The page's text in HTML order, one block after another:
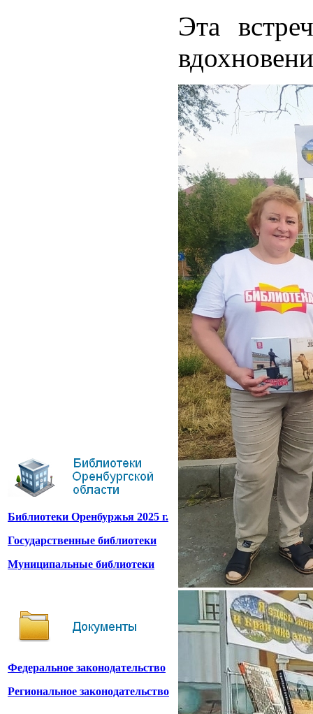
Библиотеки Оренбуржья 2025 г.
Государственные библиотеки
Муниципальные библиотеки
Федеральное законодательство
Региональное законодательство
Эта